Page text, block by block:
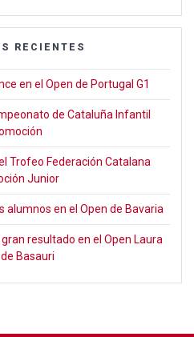
RECIENTES
en el Open de Portugal G1
de Cataluña Infantil
Trofeo Federación Catalana
Junior
alumnos en el Open de Bavaria
resultado en el Open Laura
Basauri